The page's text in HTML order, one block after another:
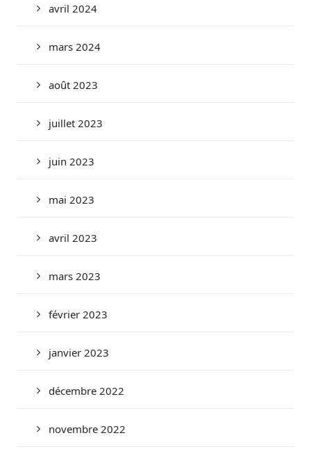
avril 2024
mars 2024
août 2023
juillet 2023
juin 2023
mai 2023
avril 2023
mars 2023
février 2023
janvier 2023
décembre 2022
novembre 2022